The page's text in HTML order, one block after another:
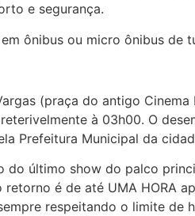
e segurança.
ônibus ou micro ônibus de
(praça do antigo
à 03h00. O
Prefeitura Municipal da
último show do palco
é de até UMA HORA
respeitando o limite